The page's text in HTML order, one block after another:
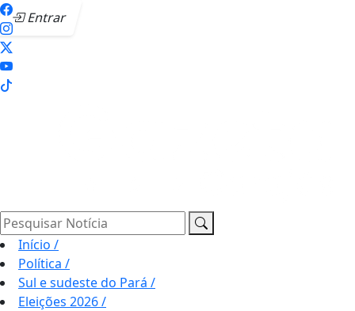
Entrar
Pesquisar Notícia
Início /
Política /
Sul e sudeste do Pará /
Eleições 2026/